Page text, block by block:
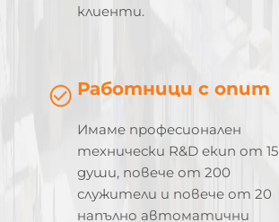
клиенти.
Работници с опит
Имаме професионален
технически R&D екип от 15
души, повече от 200
служители и повече от 20
напълно автоматични